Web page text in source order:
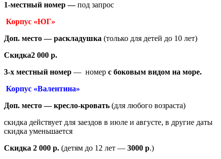
1-местный номер —под запрос
Корпус «ЮГ»
Доп. место —раскладушка (только для детей до 10 лет)
Скидка2 000 р.
3-х местный номер — номер с боковым видом на море.
Корпус «Валентина»
Доп. место —кресло-кровать (для любого возраста)
скидка действует для заездов в июле и августе, в другие даты
скидка уменьшается
Скидка 2 000 р. (детям до 12 лет — 3000 р.)